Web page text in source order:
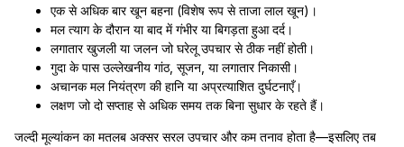
एक से अधिक बार खून बहना (विशेष रूप से ताजा लाल खून)।
मल त्याग के दौरान या बाद में गंभीर या बिगड़ता हुआ दर्द।
लगातार खुजली या जलन जो घरेलू उपचार से ठीक नहीं होती।
गुदा के पास उल्लेखनीय गांठ, सूजन, या लगातार निकासी।
अचानक मल नियंत्रण की हानि या अप्रत्याशित दुर्घटनाएँ।
लक्षण जो दो सप्ताह से अधिक समय तक बिना सुधार के रहते हैं।
जल्दी मूल्यांकन का मतलब अक्सर सरल उपचार और कम तनाव होता है—इसलिए तब